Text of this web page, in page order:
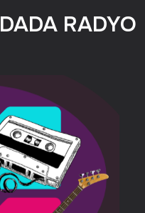
DADA RADYO